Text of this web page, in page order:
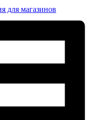
для магазинов